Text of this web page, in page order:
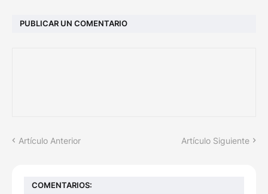
PUBLICAR UN COMENTARIO
Artículo Anterior Artículo Siguiente
COMENTARIOS: